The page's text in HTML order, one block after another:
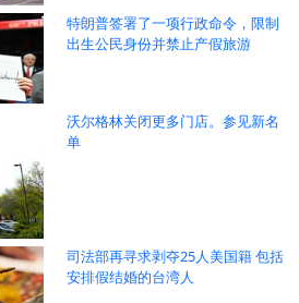
特朗普签署了一项行政命令，限制
出生公民身份并禁止产假旅游
沃尔格林关闭更多门店。参见新名
单
司法部再寻求剥夺25人美国籍 包括
安排假结婚的台湾人